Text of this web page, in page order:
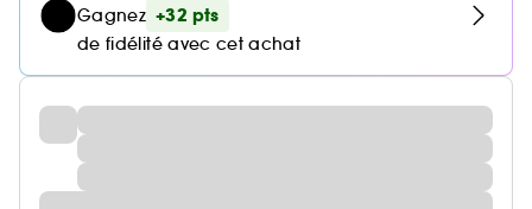
Gagnez +32 pts
de fidélité avec cet achat